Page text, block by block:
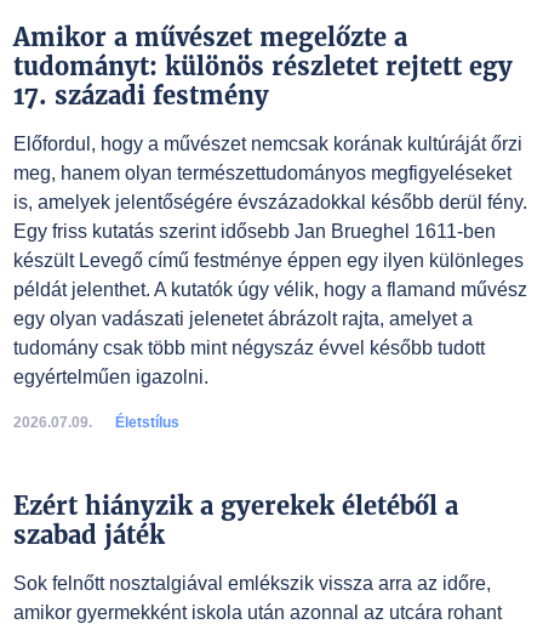
Amikor a művészet megelőzte a
tudományt: különös részletet rejtett egy
17. századi festmény
Előfordul, hogy a művészet nemcsak korának kultúráját őrzi
meg, hanem olyan természettudományos megfigyeléseket
is, amelyek jelentőségére évszázadokkal később derül fény.
Egy friss kutatás szerint idősebb Jan Brueghel 1611-ben
készült Levegő című festménye éppen egy ilyen különleges
példát jelenthet. A kutatók úgy vélik, hogy a flamand művész
egy olyan vadászati jelenetet ábrázolt rajta, amelyet a
tudomány csak több mint négyszáz évvel később tudott
egyértelműen igazolni.
2026.07.09. Életstílus
Ezért hiányzik a gyerekek életéből a
szabad játék
Sok felnőtt nosztalgiával emlékszik vissza arra az időre,
amikor gyermekként iskola után azonnal az utcára rohant